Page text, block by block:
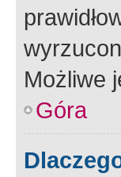
Możliwe
Góra